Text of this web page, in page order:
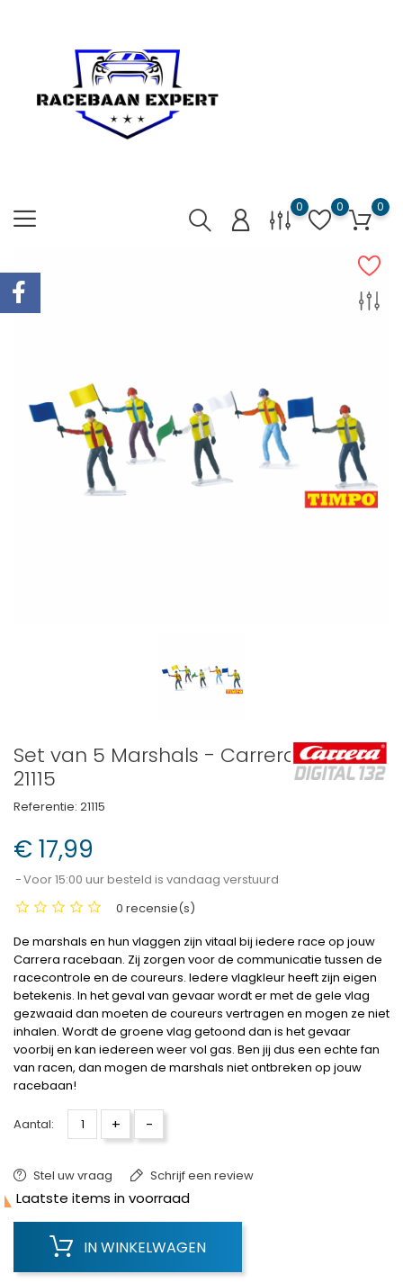
0 0 0
Set van 5 Marshals - Carrera -
21115
Referentie: 21115
€ 17,99
Voor 15:00 uur besteld is vandaag verstuurd
0 recensie(s)
De marshals en hun vlaggen zijn vitaal bij iedere race op jouw
Carrera racebaan. Zij zorgen voor de communicatie tussen de
racecontrole en de coureurs. Iedere vlagkleur heeft zijn eigen
betekenis. In het geval van gevaar wordt er met de gele vlag
gezwaaid dan moeten de coureurs vertragen en mogen ze niet
inhalen. Wordt de groene vlag getoond dan is het gevaar
voorbij en kan iedereen weer vol gas. Ben jij dus een echte fan
van racen, dan mogen de marshals niet ontbreken op jouw
racebaan!
Aantal: + -
Stel uw vraag Schrijf een review
Laatste items in voorraad
IN WINKELWAGEN